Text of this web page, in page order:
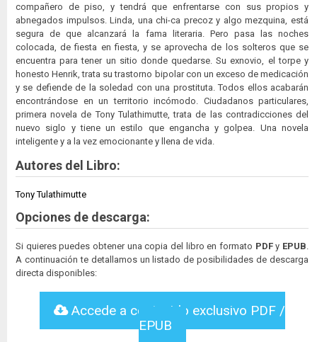
compañero de piso, y tendrá que enfrentarse con sus propios y
abnegados impulsos. Linda, una chi-ca precoz y algo mezquina, está
segura de que alcanzará la fama literaria. Pero pasa las noches
colocada, de fiesta en fiesta, y se aprovecha de los solteros que se
encuentra para tener un sitio donde quedarse. Su exnovio, el torpe y
honesto Henrik, trata su trastorno bipolar con un exceso de medicación
y se defiende de la soledad con una prostituta. Todos ellos acabarán
encontrándose en un territorio incómodo. Ciudadanos particulares,
primera novela de Tony Tulathimutte, trata de las contradicciones del
nuevo siglo y tiene un estilo que engancha y golpea. Una novela
inteligente y a la vez emocionante y llena de vida.
Autores del Libro:
Tony Tulathimutte
Opciones de descarga:
Si quieres puedes obtener una copia del libro en formato PDFy EPUB
A continuación te detallamos un listado de posibilidades de descarga
directa disponibles:
Accede a contenido exclusivo PDF /
EPUB